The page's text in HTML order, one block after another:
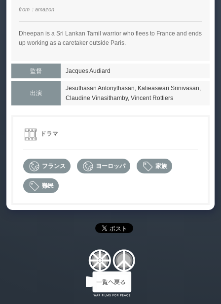
from： amazon
Dheepan is a Sri Lankan Tamil warrior who flees to France and ends
up working as a caretaker outside Paris.
監督 Jacques Audiard
出演
Jesuthasan Antonythasan, Kalieaswari Srinivasan,
Claudine Vinasithamby, Vincent Rottiers
ドラマ
フランス ヨーロッパ 家族
難民